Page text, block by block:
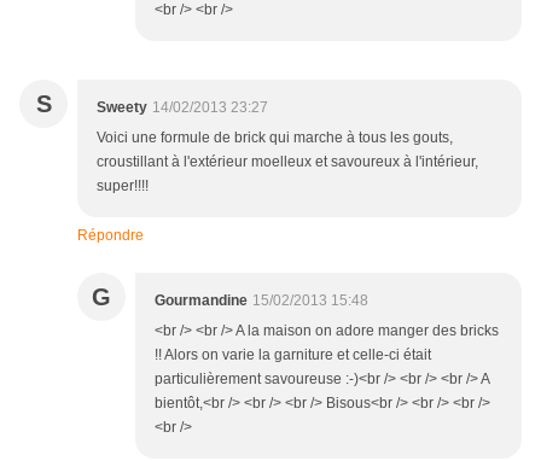
<br /> <br />
S Sweety 14/02/2013 23:27
Voici une formule de brick qui marche à tous les gouts,
croustillant à l'extérieur moelleux et savoureux à l'intérieur,
super!!!!
Répondre
G Gourmandine 15/02/2013 15:48
<br /> <br /> A la maison on adore manger des bricks
!! Alors on varie la garniture et celle-ci était
particulièrement savoureuse :-)<br /> <br /> <br /> A
bientôt,<br /> <br /> <br /> Bisous<br /> <br /> <br />
<br />